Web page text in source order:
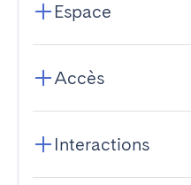
Espace
Accès
Interactions